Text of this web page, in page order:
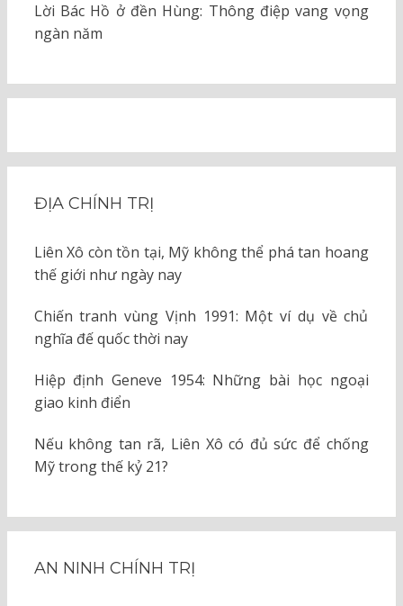
Lời Bác Hồ ở đền Hùng: Thông điệp vang vọng
ngàn năm
ĐỊA CHÍNH TRỊ
Liên Xô còn tồn tại, Mỹ không thể phá tan hoang
thế giới như ngày nay
Chiến tranh vùng Vịnh 1991: Một ví dụ về chủ
nghĩa đế quốc thời nay
Hiệp định Geneve 1954: Những bài học ngoại
giao kinh điển
Nếu không tan rã, Liên Xô có đủ sức để chống
Mỹ trong thế kỷ 21?
AN NINH CHÍNH TRỊ